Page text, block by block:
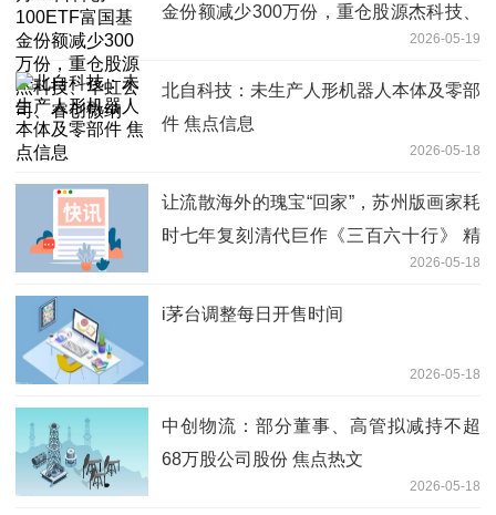
金份额减少300万份，重仓股源杰科技、
2026-05-19
北自科技：未生产人形机器人本体及零部
件 焦点信息
2026-05-18
让流散海外的瑰宝“回家”，苏州版画家耗
时七年复刻清代巨作《三百六十行》 精
2026-05-18
i茅台调整每日开售时间
2026-05-18
中创物流：部分董事、高管拟减持不超
68万股公司股份 焦点热文
2026-05-18